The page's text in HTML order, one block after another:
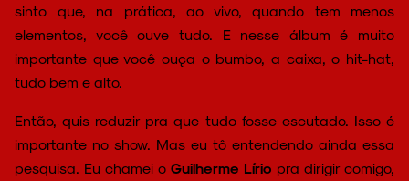
sinto que, na prática, ao vivo, quando tem menos
elementos, você ouve tudo. E nesse álbum é muito
importante que você ouça o bumbo, a caixa, o hit-hat,
tudo bem e alto.
Então, quis reduzir pra que tudo fosse escutado. Isso é
importante no show. Mas eu tô entendendo ainda essa
pesquisa. Eu chamei o Guilherme Lírio pra dirigir comigo,